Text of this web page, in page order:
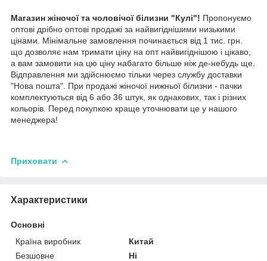
Магазин жіночої та чоловічої білизни "Кулі"! Пропонуємо
оптові дрібно оптові продажі за найвигіднішими низькими
цінами. Мінімальне замовлення починається від 1 тис. грн.
що дозволяє нам тримати ціну на опт найвигіднішою і цікаво,
а вам замовити на цю ціну набагато більше ніж де-небудь ще.
Відправлення ми здійснюємо тільки через службу доставки
"Нова пошта". При продажі жіночої нижньої білизни - пачки
комплектуються від 6 або 36 штук, як однакових, так і різних
кольорів. Перед покупкою краще уточнювати це у нашого
менеджера!
Приховати
Характеристики
Основні
Країна виробник
Китай
Безшовне
Ні